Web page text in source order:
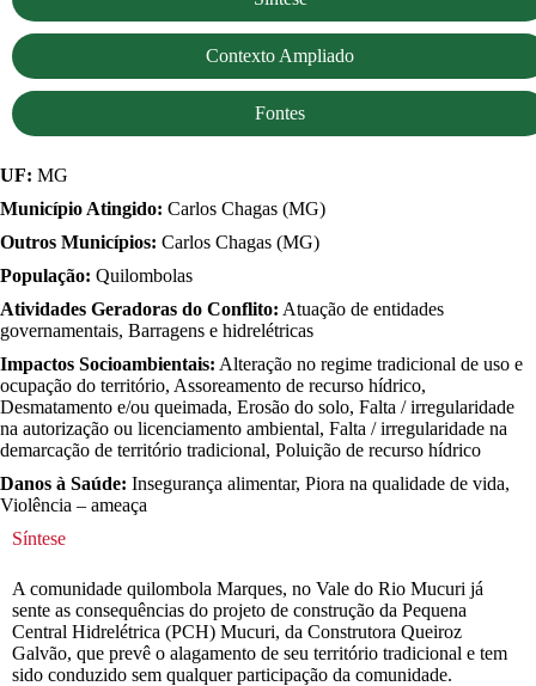
Contexto Ampliado
Fontes
UF: MG
Município Atingido: Carlos Chagas (MG)
Outros Municípios: Carlos Chagas (MG)
População: Quilombolas
Atividades Geradoras do Conflito: Atuação de entidades
governamentais, Barragens e hidrelétricas
Impactos Socioambientais: Alteração no regime tradicional de uso e
ocupação do território, Assoreamento de recurso hídrico,
Desmatamento e/ou queimada, Erosão do solo, Falta / irregularidade
na autorização ou licenciamento ambiental, Falta / irregularidade na
demarcação de território tradicional, Poluição de recurso hídrico
Danos à Saúde: Insegurança alimentar, Piora na qualidade de vida,
Violência – ameaça
Síntese
A comunidade quilombola Marques, no Vale do Rio Mucuri já
sente as consequências do projeto de construção da Pequena
Central Hidrelétrica (PCH) Mucuri, da Construtora Queiroz
Galvão, que prevê o alagamento de seu território tradicional e tem
sido conduzido sem qualquer participação da comunidade.